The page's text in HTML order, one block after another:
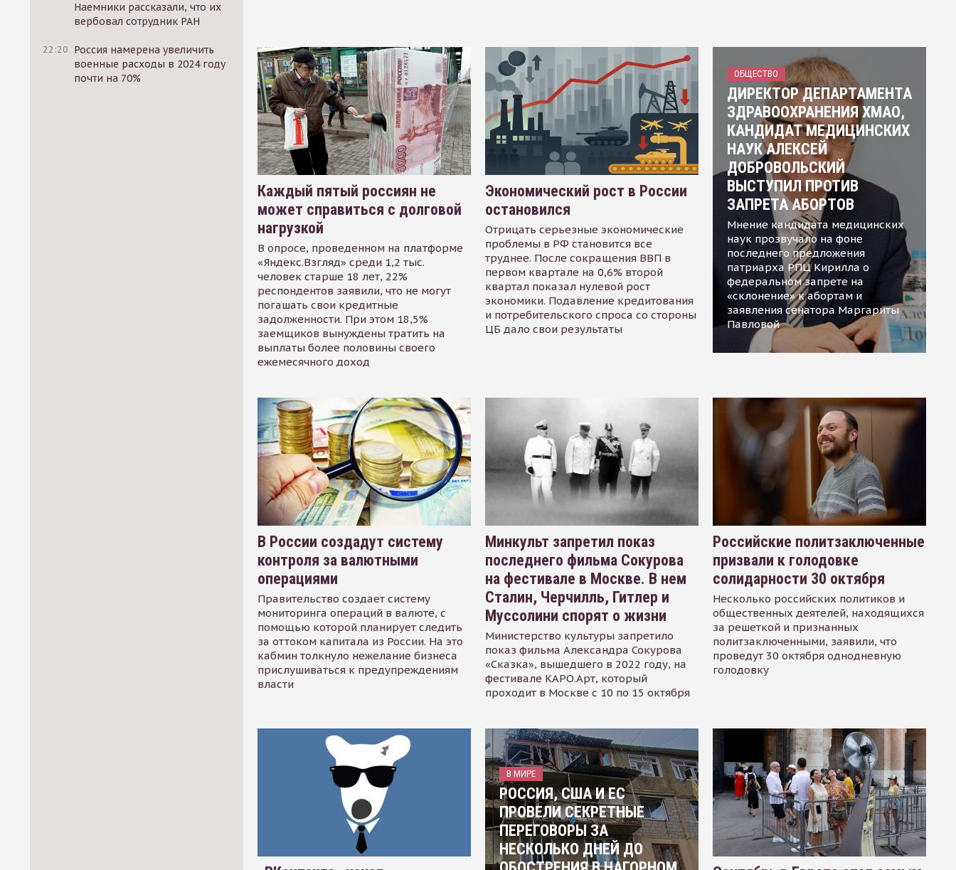
Наемники рассказали, что их
вербовал сотрудник РАН
22:20 Россия намерена увеличить
военные расходы в 2024 году
почти на 70%
Каждый пятый россиян не
может справиться с долговой
нагрузкой
В опросе, проведенном на платформе
«Яндекс.Взгляд» среди 1,2 тыс.
человек старше 18 лет, 22%
респондентов заявили, что не могут
погашать свои кредитные
задолженности. При этом 18,5%
заемщиков вынуждены тратить на
выплаты более половины своего
ежемесячного доход
Экономический рост в России
остановился
Отрицать серьезные экономические
проблемы в РФ становится все
труднее. После сокращения ВВП в
первом квартале на 0,6% второй
квартал показал нулевой рост
экономики. Подавление кредитования
и потребительского спроса со стороны
ЦБ дало свои результаты
ОБЩЕСТВО
ДИРЕКТОР ДЕПАРТАМЕНТА
ЗДРАВООХРАНЕНИЯ ХМАО,
КАНДИДАТ МЕДИЦИНСКИХ
НАУК АЛЕКСЕЙ
ДОБРОВОЛЬСКИЙ
ВЫСТУПИЛ ПРОТИВ
ЗАПРЕТА АБОРТОВ
Мнение кандидата медицинских
наук прозвучало на фоне
последнего предложения
патриарха РПЦ Кирилла о
федеральном запрете на
«склонение» к абортам и
заявления сенатора Маргариты
Павловой
В России создадут систему
контроля за валютными
операциями
Правительство создает систему
мониторинга операций в валюте, с
помощью которой планирует следить
за оттоком капитала из России. На это
кабмин толкнуло нежелание бизнеса
прислушиваться к предупреждениям
власти
Минкульт запретил показ
последнего фильма Сокурова
на фестивале в Москве. В нем
Сталин, Черчилль, Гитлер и
Муссолини спорят о жизни
Министерство культуры запретило
показ фильма Александра Сокурова
«Сказка», вышедшего в 2022 году, на
фестивале КАРО.Арт, который
проходит в Москве с 10 по 15 октября
Российские политзаключенные
призвали к голодовке
солидарности 30 октября
Несколько российских политиков и
общественных деятелей, находящихся
за решеткой и признанных
политзаключенными, заявили, что
проведут 30 октября однодневную
голодовку
В МИРЕ
РОССИЯ, США И ЕС
ПРОВЕЛИ СЕКРЕТНЫЕ
ПЕРЕГОВОРЫ ЗА
НЕСКОЛЬКО ДНЕЙ ДО